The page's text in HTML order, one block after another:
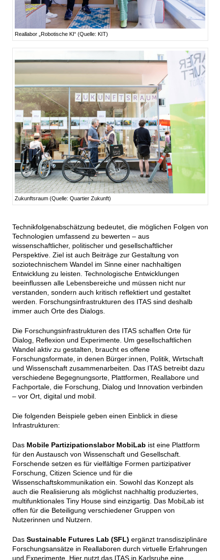
Reallabor „Robotische KI“ (Quelle: KIT)
Zukunftsraum (Quelle: Quartier Zukunft)
Technikfolgenabschätzung bedeutet, die möglichen Folgen von
Technologien umfassend zu bewerten – aus
wissenschaftlicher, politischer und gesellschaftlicher
Perspektive. Ziel ist auch Beiträge zur Gestaltung von
soziotechnischem Wandel im Sinne einer nachhaltigen
Entwicklung zu leisten. Technologische Entwicklungen
beeinflussen alle Lebensbereiche und müssen nicht nur
verstanden, sondern auch kritisch reflektiert und gestaltet
werden. Forschungsinfrastrukturen des ITAS sind deshalb
immer auch Orte des Dialogs.
Die Forschungsinfrastrukturen des ITAS schaffen Orte für
Dialog, Reflexion und Experimente. Um gesellschaftlichen
Wandel aktiv zu gestalten, braucht es offene
Forschungsformate, in denen Bürger:innen, Politik, Wirtschaft
und Wissenschaft zusammenarbeiten. Das ITAS betreibt dazu
verschiedene Begegnungsorte, Plattformen, Reallabore und
Fachportale, die Forschung, Dialog und Innovation verbinden
– vor Ort, digital und mobil.
Die folgenden Beispiele geben einen Einblick in diese
Infrastrukturen:
Das Mobile Partizipationslabor MobiLab ist eine Plattform
für den Austausch von Wissenschaft und Gesellschaft.
Forschende setzen es für vielfältige Formen partizipativer
Forschung, Citizen Science und für die
Wissenschaftskommunikation ein. Sowohl das Konzept als
auch die Realisierung als möglichst nachhaltig produziertes,
multifunktionales Tiny House sind einzigartig. Das MobiLab ist
offen für die Beteiligung verschiedener Gruppen von
Nutzerinnen und Nutzern.
Das Sustainable Futures Lab (SFL) ergänzt transdisziplinäre
Forschungsansätze in Reallaboren durch virtuelle Erfahrungen
und Experimente. Hier nutzt das ITAS in Karlsruhe eine